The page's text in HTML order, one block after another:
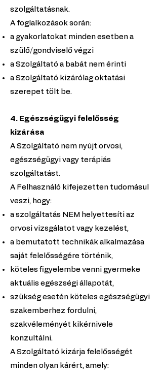
szolgáltatásnak.
A foglalkozások során:
a gyakorlatokat minden esetben a
szülő/gondviselő végzi
a Szolgáltató a babát nem érinti
a Szolgáltató kizárólag oktatási
szerepet tölt be.
4. Egészségügyi felelősség
kizárása
A Szolgáltató nem nyújt orvosi,
egészségügyi vagy terápiás
szolgáltatást.
A Felhasználó kifejezetten tudomásul
veszi, hogy:
a szolgáltatás NEM helyettesíti az
orvosi vizsgálatot vagy kezelést,
a bemutatott technikák alkalmazása
saját felelősségére történik,
köteles figyelembe venni gyermeke
aktuális egészségi állapotát,
szükség esetén köteles egészségügyi
szakemberhez fordulni,
szakvéleményét kikérnivele
konzultálni.
A Szolgáltató kizárja felelősségét
minden olyan kárért, amely: